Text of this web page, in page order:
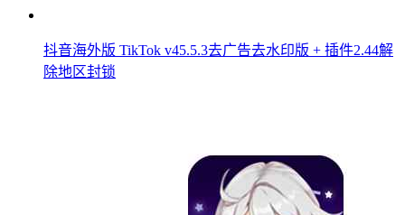
抖音海外版 TikTok v45.5.3去广告去水印版 + 插件2.44解
除地区封锁